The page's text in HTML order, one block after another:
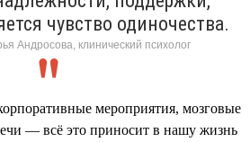
чувство одиночества.
Андросова, клинический психолог
мероприятия, мозговые
— всё это приносит в нашу жизнь